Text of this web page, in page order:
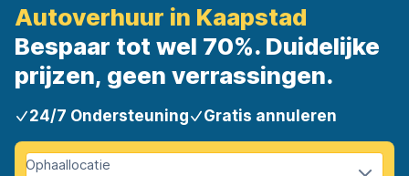
Autoverhuur in Kaapstad
Bespaar tot wel 70%. Duidelijke
prijzen, geen verrassingen.
24/7 Ondersteuning Gratis annuleren
Ophaallocatie